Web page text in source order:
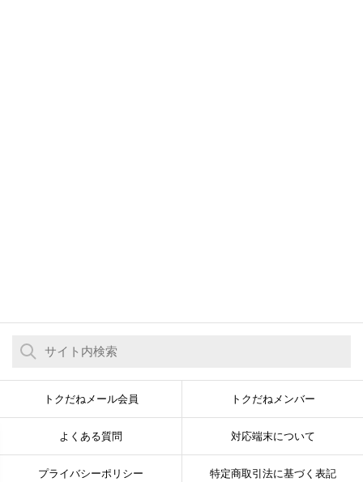
トクだねメール会員 トクだねメンバー
よくある質問 対応端末について
プライバシーポリシー 特定商取引法に基づく表記